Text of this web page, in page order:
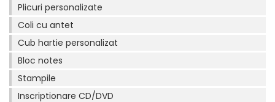
Plicuri personalizate
Coli cu antet
Cub hartie personalizat
Bloc notes
Stampile
Inscriptionare CD/DVD